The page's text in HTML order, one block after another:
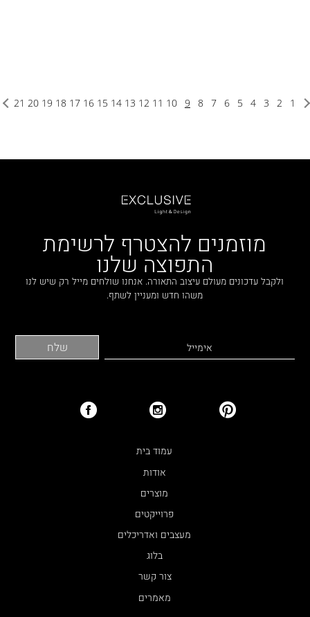
1
2
3
4
5
6
7
8
9
10
11
12
13
14
15
16
17
18
19
20
21
מוזמנים להצטרף לרשימת
התפוצה שלנו
ולקבל עדכונים מעולם עיצוב התאורה. אנחנו שולחים מייל רק שיש לנו
משהו חדש ומעניין לשתף.
עמוד בית
אודות
מוצרים
פרוייקטים
מעצבים ואדריכלים
בלוג
צור קשר
מאמרים